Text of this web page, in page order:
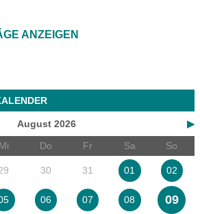
ANZEIGEN
▶
August 2026
Mi Do Fr Sa So
30 31 01 02
06 07 08 09